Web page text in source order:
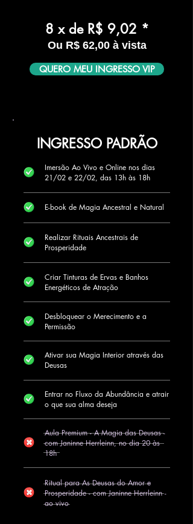
8 x de R$ 9,02 *
Ou R$ 62,00 à vista
QUERO MEU INGRESSO VIP
INGRESSO PADRÃO
Imersão Ao Vivo e Online nos dias
21/02 e 22/02, das 13h às 18h
E-book de Magia Ancestral e Natural
Realizar Rituais Ancestrais de
Prosperidade
Criar Tinturas de Ervas e Banhos
Energéticos de Atração
Desbloquear o Merecimento e a
Permissão
Ativar sua Magia Interior através das
Deusas
Entrar no Fluxo da Abundância e atrair
o que sua alma deseja
Aula Premium - A Magia das Deusas -
com Janinne Herrleinn, no dia 20 às
18h
Ritual para As Deusas do Amor e
Prosperidade - com Janinne Herrleinn -
ao vivo